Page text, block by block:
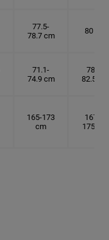
77.5-
78.7 cm
80 cm
71.1-
74.9 cm
78.7-
82.5 cm
165-173
cm
167.5-
175 cm